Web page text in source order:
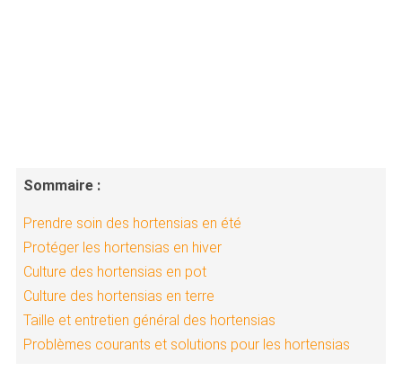
Sommaire :
Prendre soin des hortensias en été
Protéger les hortensias en hiver
Culture des hortensias en pot
Culture des hortensias en terre
Taille et entretien général des hortensias
Problèmes courants et solutions pour les hortensias